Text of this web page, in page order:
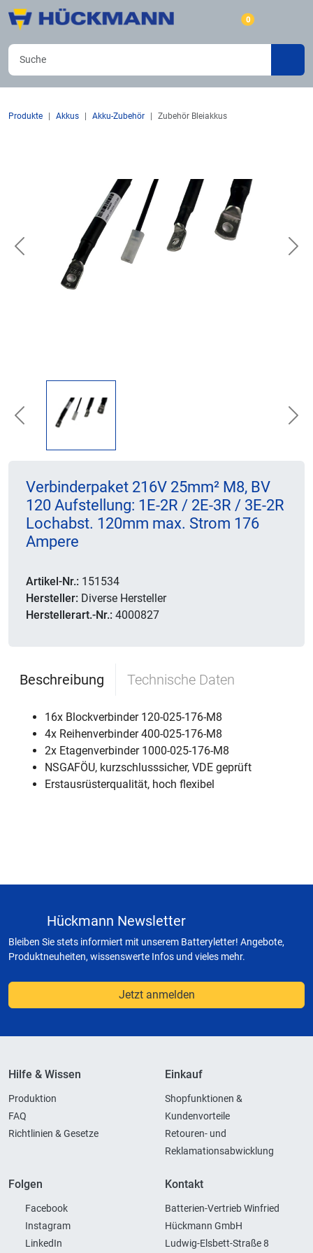
0
Produkte Akkus Akku-Zubehör Zubehör Bleiakkus
Previous
Previous
Verbinderpaket 216V 25mm² M8, BV
120 Aufstellung: 1E-2R / 2E-3R / 3E-2R
Lochabst. 120mm max. Strom 176
Ampere
Artikel-Nr.: 151534
Hersteller: Diverse Hersteller
Herstellerart.-Nr.: 4000827
Beschreibung Technische Daten
16x Blockverbinder 120-025-176-M8
4x Reihenverbinder 400-025-176-M8
2x Etagenverbinder 1000-025-176-M8
NSGAFÖU, kurzschlusssicher, VDE geprüft
Erstausrüsterqualität, hoch flexibel
Hückmann Newsletter
Bleiben Sie stets informiert mit unserem Batteryletter! Angebote,
Produktneuheiten, wissenswerte Infos und vieles mehr.
Jetzt anmelden
Hilfe & Wissen
Produktion
FAQ
Richtlinien & Gesetze
Einkauf
Shopfunktionen &
Kundenvorteile
Retouren- und
Reklamationsabwicklung
Folgen
Facebook
Instagram
LinkedIn
Kontakt
Batterien-Vertrieb Winfried
Hückmann GmbH
Ludwig-Elsbett-Straße 8